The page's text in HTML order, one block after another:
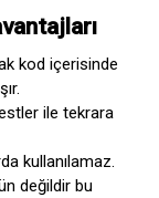
kod içerisinde
ile tekrara
kullanılamaz.
değildir bu